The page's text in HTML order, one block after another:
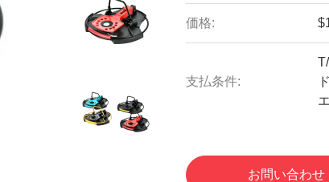
価格:
支払条件:
お問い合わせ